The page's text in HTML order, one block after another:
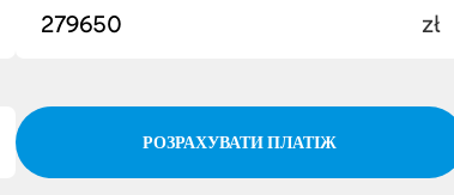
zł
РОЗРАХУВАТИ ПЛАТІЖ